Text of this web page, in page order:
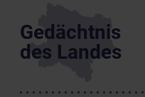
Gedächtnis
des Landes